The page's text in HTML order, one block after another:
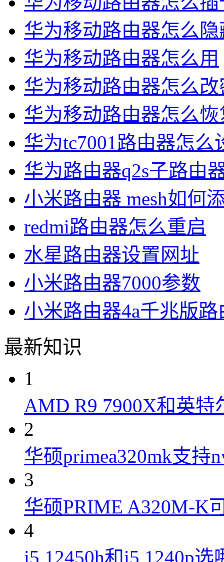
华为移动路由器怎么隐
华为移动路由器怎么用
华为移动路由器怎么改
华为移动路由器怎么
华为tc7001路由器怎么
华为路由器q2s子路由
小米路由器 mesh如何
redmi路由器怎么重启
水星路由器设置网址
小米路由器7000参数
小米路由器4a千兆版
最新知识
1
AMD R9 7900X和英特
2
华硕primea320mk支持
3
华硕PRIME A320M-K
4
i5 12450h和i5 1240p选